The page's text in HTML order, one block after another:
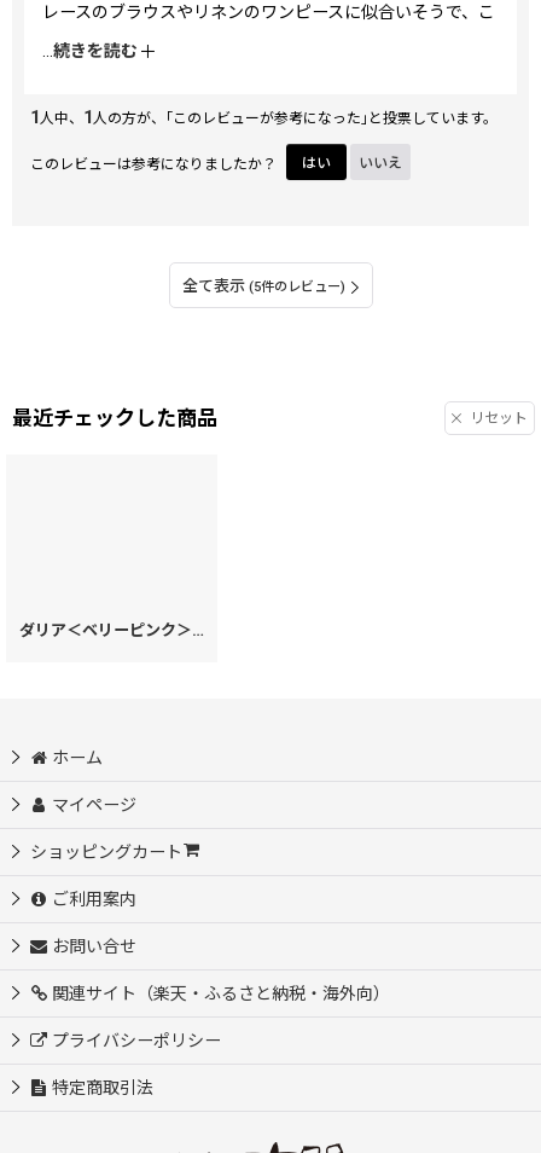
レースのブラウスやリネンのワンピースに似合いそうで、こ
れから大活躍しそうです。
続きを読む
1人中、 1人の方が、｢このレビューが参考になった｣と投票しています。
このレビューは参考になりましたか？ はい いいえ
全て表示 (5件のレビュー)
最近チェックした商品 リセット
ダリア＜ベリーピンク＞ バレッタ［t］
ホーム
マイページ
ショッピングカート
ご利用案内
お問い合せ
関連サイト（楽天・ふるさと納税・海外向）
プライバシーポリシー
特定商取引法